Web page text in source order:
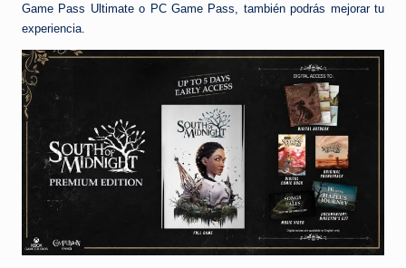
Game Pass Ultimate o PC Game Pass, también podrás mejorar tu
experiencia.